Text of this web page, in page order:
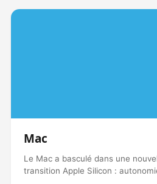
Mac
Le Mac a basculé dans une
transition Apple Silicon :